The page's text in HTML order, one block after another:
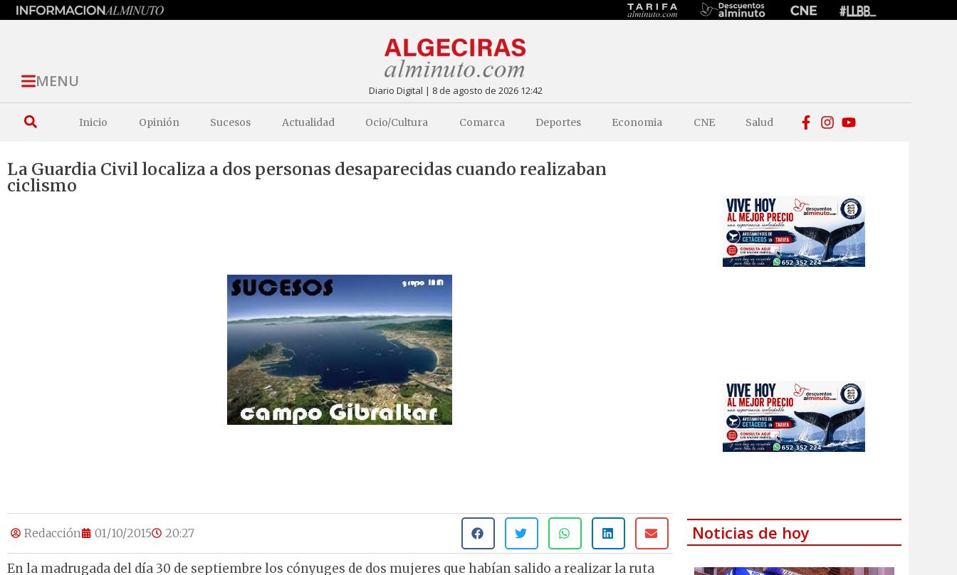
MENU Diario Digital | 8 de agosto de 2026 12:42
Inicio Opinión Sucesos Actualidad Ocio/Cultura Comarca Deportes Economia CNE Salud
La Guardia Civil localiza a dos personas desaparecidas cuando realizaban
ciclismo
Redacción 01/10/2015 20:27
En la madrugada del día 30 de septiembre los cónyuges de dos mujeres que habían salido a realizar la ruta
Noticias de hoy